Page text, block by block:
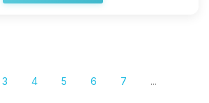
3 4 5 6 7
...